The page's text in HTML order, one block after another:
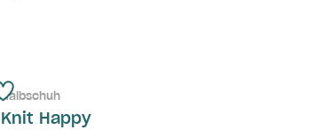
Halbschuh
Knit Happy